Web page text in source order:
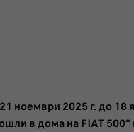
ноември 2025 г. до 18
в дома на FIAT